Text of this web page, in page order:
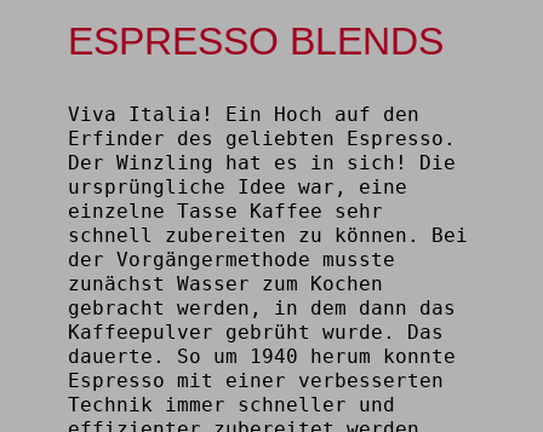
ESPRESSO BLENDS
Viva Italia! Ein Hoch auf den
Erfinder des geliebten Espresso.
Der Winzling hat es in sich! Die
ursprüngliche Idee war, eine
einzelne Tasse Kaffee sehr
schnell zubereiten zu können. Bei
der Vorgängermethode musste
zunächst Wasser zum Kochen
gebracht werden, in dem dann das
Kaffeepulver gebrüht wurde. Das
dauerte. So um 1940 herum konnte
Espresso mit einer verbesserten
Technik immer schneller und